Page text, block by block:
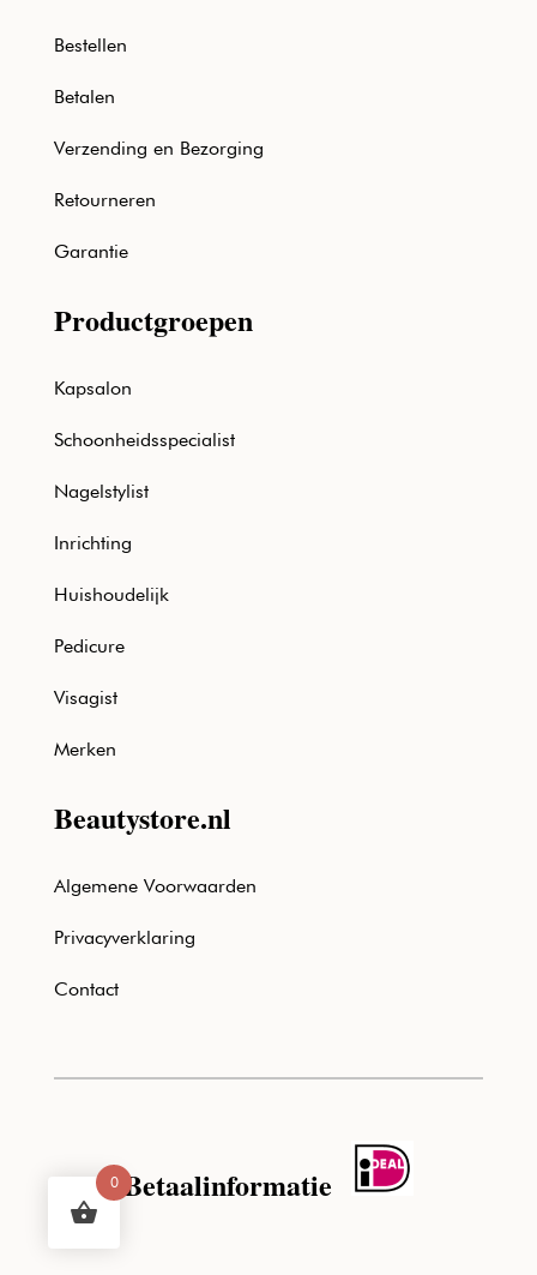
Bestellen
Betalen
Verzending en Bezorging
Retourneren
Garantie
Productgroepen
Kapsalon
Schoonheidsspecialist
Nagelstylist
Inrichting
Huishoudelijk
Pedicure
Visagist
Merken
Beautystore.nl
Algemene Voorwaarden
Privacyverklaring
Contact
Betaalinformatie
0